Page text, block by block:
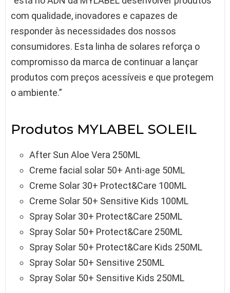
com qualidade, inovadores e capazes de
responder às necessidades dos nossos
consumidores. Esta linha de solares reforça o
compromisso da marca de continuar a lançar
produtos com preços acessíveis e que protegem
o ambiente.”
Produtos MYLABEL SOLEIL
After Sun Aloe Vera 250ML
Creme facial solar 50+ Anti-age 50ML
Creme Solar 30+ Protect&Care 100ML
Creme Solar 50+ Sensitive Kids 100ML
Spray Solar 30+ Protect&Care 250ML
Spray Solar 50+ Protect&Care 250ML
Spray Solar 50+ Protect&Care Kids 250ML
Spray Solar 50+ Sensitive 250ML
Spray Solar 50+ Sensitive Kids 250ML